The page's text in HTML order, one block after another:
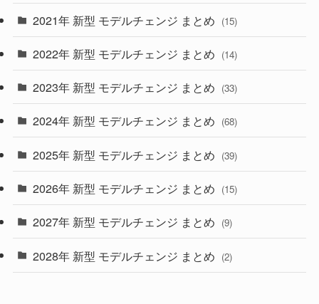
(10)
(9)
(22)
(4)
(9)
(4)
(1)
2021年 新型 モデルチェンジ まとめ (15)
2022年 新型 モデルチェンジ まとめ (14)
2023年 新型 モデルチェンジ まとめ (33)
2024年 新型 モデルチェンジ まとめ (68)
2025年 新型 モデルチェンジ まとめ (39)
2026年 新型 モデルチェンジ まとめ (15)
2027年 新型 モデルチェンジ まとめ (9)
2028年 新型 モデルチェンジ まとめ (2)